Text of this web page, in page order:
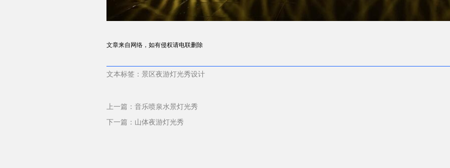
文章来自网络，如有侵权请电联删除
文本标签：景区夜游灯光秀设计
上一篇： 音乐喷泉水景灯光秀
下一篇： 山体夜游灯光秀